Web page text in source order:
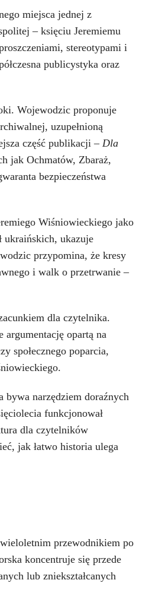
miejsca jednej z
– księciu Jeremiemu
stereotypami i
publicystyka oraz
Wojewodzic proponuje
uzupełnioną
część publikacji –Dla
jak Ochmatów, Zbaraż,
bezpieczeństwa
Wiśniowieckiego jako
ukraińskich, ukazuje
przypomina, że kresy
i walk o przetrwanie –
dla czytelnika.
opartą na
społecznego poparcia,
bywa narzędziem doraźnych
funkcjonował
dla czytelników
jak łatwo historia ulega
przewodnikiem po
koncentruje się przede
lub zniekształcanych